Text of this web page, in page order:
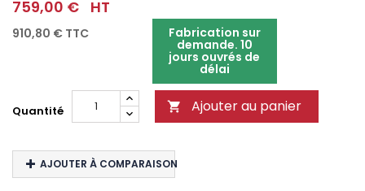
759,00 € HT
910,80 € TTC Fabrication sur
demande. 10
jours ouvrés de
délai
Quantité  Ajouter au panier
AJOUTER À COMPARAISON